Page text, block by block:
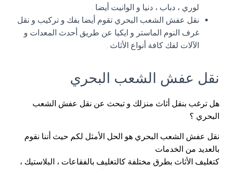
لوري ، دباب ، دنيا و الوانيت أيضا .
نقل عفش الشعب البحري تقوم أيضا بفك و تركيب و نقل
غرف النوم الماستر و ايكيا عن طريق أحدث المعدات و
الآلات لفك كافة أنواع الأثاث .
نقل عفش الشعب البحري
هل ترغب بنقل أثاث منزلك و تبحث عن نقل عفش الشعب
البحري ؟
نقل عفش الشعب البحري هو الحل الأمثل لكم حيث أننا نقوم
بالعديد من الخدمات
كتغليف الأثاث بطرق مختلفة كالتغليف بالفقاعات ، البلاستيك ،